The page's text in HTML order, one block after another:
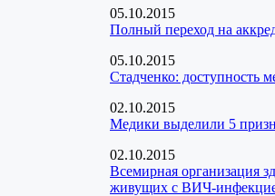
05.10.2015
Полный переход на
05.10.2015
Стадченко:
02.10.2015
Медики выделили 5
02.10.2015
Всемирная организация
живущих с ВИЧ-